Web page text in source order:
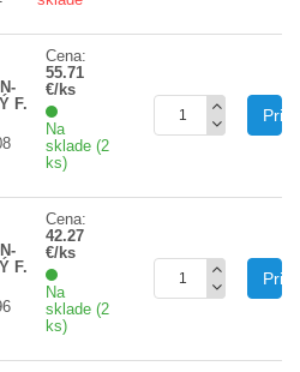
F.
Cena:
55.71
€/ks
Na
sklade (2
ks)
F.
Cena:
42.27
€/ks
Na
sklade (2
ks)